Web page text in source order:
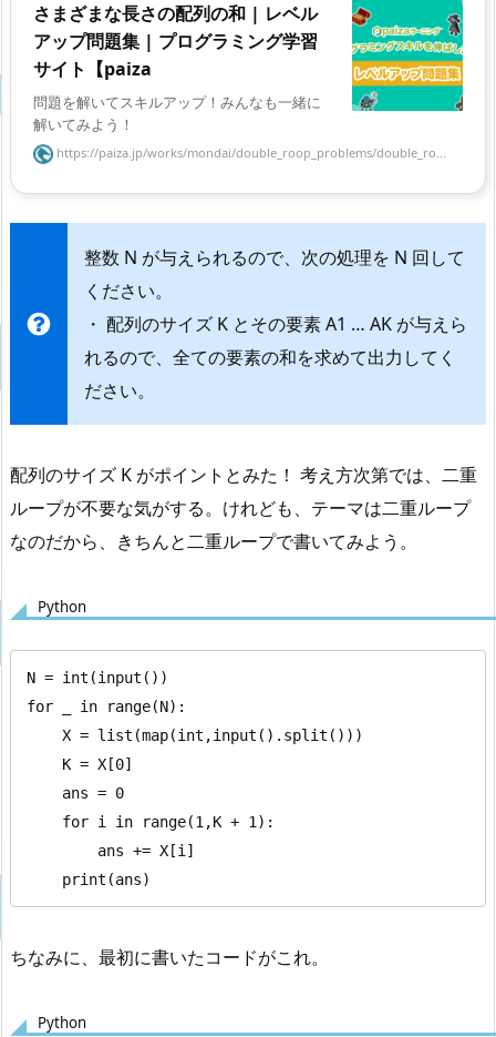
さまざまな長さの配列の和 | レベル
アップ問題集 | プログラミング学習
サイト【paiza
問題を解いてスキルアップ！みんなも一緒に
解いてみよう！
https://paiza.jp/works/mondai/double_roop_problems/double_ro...
整数 N が与えられるので、次の処理を N 回して
ください。
・ 配列のサイズ K とその要素 A1 … AK が与えら
れるので、全ての要素の和を求めて出力してく
ださい。
配列のサイズ K がポイントとみた！ 考え方次第では、二重
ループが不要な気がする。けれども、テーマは二重ループ
なのだから、きちんと二重ループで書いてみよう。
Python
N = int(input())
for _ in range(N):
    print(ans)
ちなみに、最初に書いたコードがこれ。
Python